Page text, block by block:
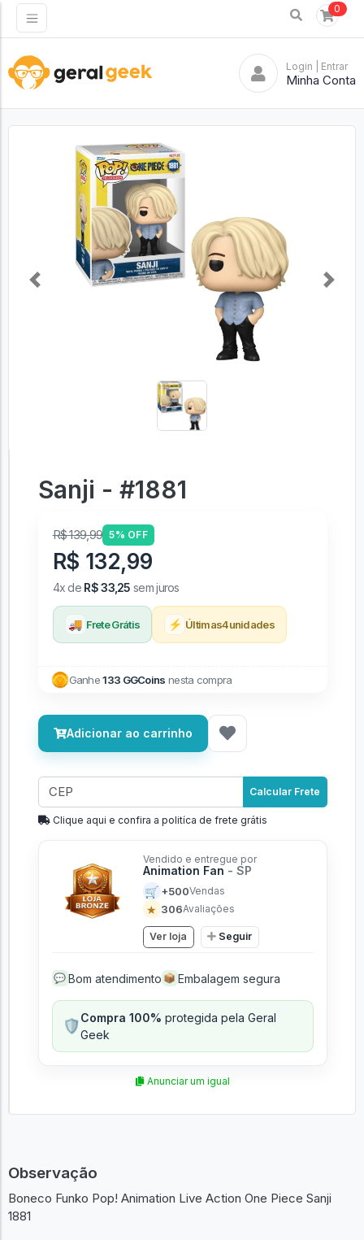
0
Login | Entrar
Minha Conta
Previous Next
Sanji - #1881
R$ 139,99 5% OFF
R$ 132,99
4x de R$ 33,25 sem juros
🚚 Frete Grátis ⚡ Últimas4unidades
Ganhe133 GGCoins nesta compra
Adicionar ao carrinho
Calcular Frete
Clique aqui e confira a politíca de frete grátis
Vendido e entregue por
Animation Fan - SP
🛒 +500Vendas
★ 306Avaliações
Ver loja Seguir
💬 Bom atendimento 📦 Embalagem segura
🛡️Compra 100% protegida pela Geral
Geek
Anunciar um igual
Observação
Boneco Funko Pop! Animation Live Action One Piece Sanji
1881